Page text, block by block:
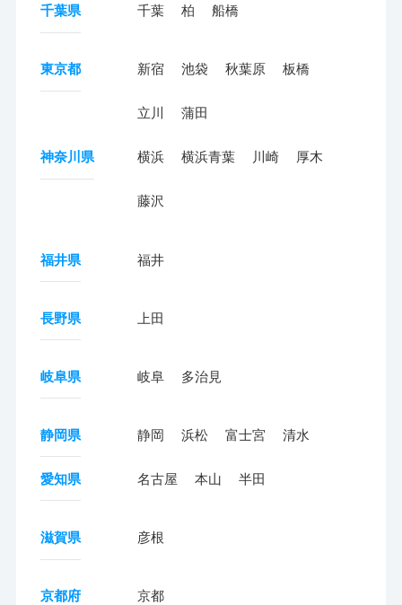
千葉県 千葉 柏 船橋
東京都 新宿 池袋 秋葉原 板橋
立川 蒲田
神奈川県 横浜 横浜青葉 川崎 厚木
藤沢
福井県 福井
長野県 上田
岐阜県 岐阜 多治見
静岡県 静岡 浜松 富士宮 清水
愛知県 名古屋 本山 半田
滋賀県 彦根
京都府 京都